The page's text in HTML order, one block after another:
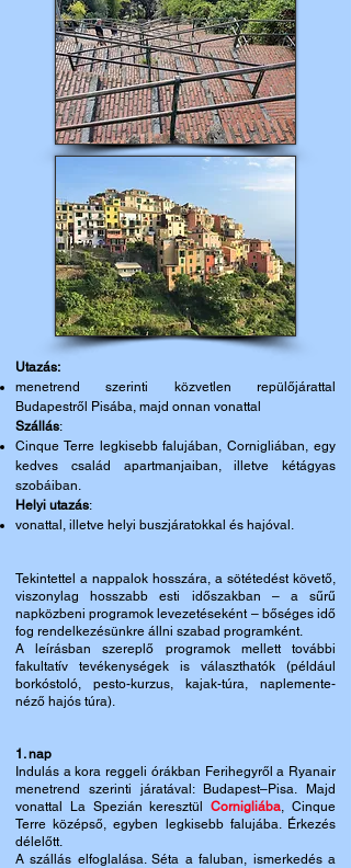
Utazás:
menetrend szerinti közvetlen repülőjárattal
Budapestről Pisába, majd onnan vonattal
Szállás:
Cinque Terre legkisebb falujában, Cornigliában, egy
kedves család apartmanjaiban, illetve kétágyas
szobáiban.
Helyi utazás:
vonattal, illetve helyi buszjáratokkal és hajóval.
Tekintettel a nappalok hosszára,​ a sötétedést követő,
viszonylag hosszabb esti időszakban – a sűrű
napközbeni programok levezetéseként – bőséges idő
fog rendelkezésünkre állni szabad programként.
A leírásban szereplő programok mellett további
fakultatív tevékenységek is választhatók (például
borkóstoló, pesto-kurzus, kajak-túra, naplemente-
néző hajós túra).
1. nap
Indulás a kora reggeli órákban Ferihegyről a Ryanair
menetrend szerinti járatával: Budapest–Pisa.
Majd
vonattal La Spezián keresztülCornigliába, Cinque
Terre középső, egyben legkisebb falujába. Érkezés
délelőtt.
A szállás elfoglalása. Séta a faluban, ismerkedés a